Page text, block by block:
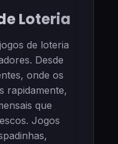
Loteria
de loteria
Desde
onde os
rapidamente,
que
Jogos